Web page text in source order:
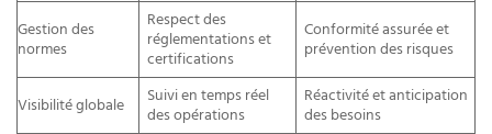
Gestion des
normes
Respect des
réglementations et
certifications
Conformité assurée et
prévention des risques
Visibilité globale
Suivi en temps réel
des opérations
Réactivité et anticipation
des besoins